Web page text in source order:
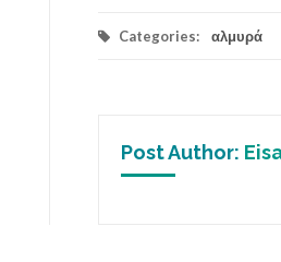
Categories: αλμυρά
Post Author: